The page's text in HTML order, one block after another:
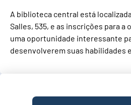
A biblioteca central está
Salles, 535, e as inscrições para a
uma oportunidade interessante
desenvolverem suas habilidades